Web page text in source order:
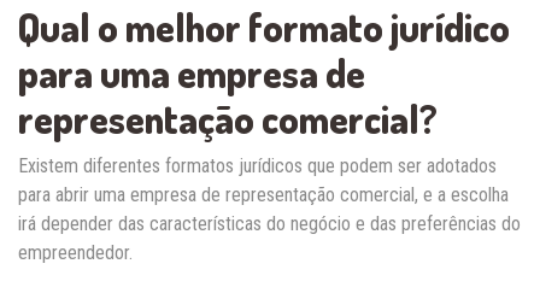
Qual o melhor formato jurídico
para uma empresa de
representação comercial?
Existem diferentes formatos jurídicos que podem ser adotados
para abrir uma empresa de representação comercial, e a escolha
irá depender das características do negócio e das preferências do
empreendedor.